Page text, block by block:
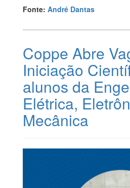
Fonte: André Dantas
Coppe Abre
Iniciação
alunos da
Elétrica,
Mecânica